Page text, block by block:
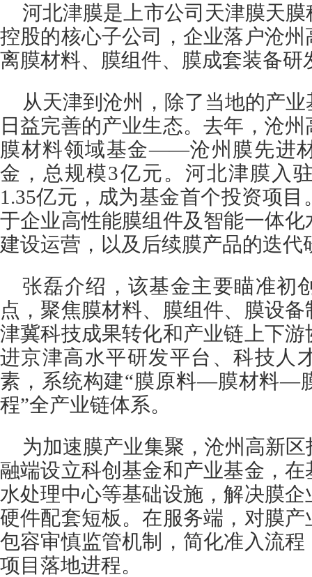
河北津膜是上市公司天津膜天
控股的核心子公司，企业落户沧
离膜材料、膜组件、膜成套装备研
从天津到沧州，除了当地的产
日益完善的产业生态。去年，沧
膜材料领域基金——沧州膜先进
金，总规模3亿元。河北津膜入
1.35亿元，成为基金首个投资项
于企业高性能膜组件及智能一体
建设运营，以及后续膜产品的迭代
张磊介绍，该基金主要瞄准初
点，聚焦膜材料、膜组件、膜设
津冀科技成果转化和产业链上下
进京津高水平研发平台、科技人
素，系统构建“膜原料—膜材料
程”全产业链体系。
为加速膜产业集聚，沧州高新
融端设立科创基金和产业基金，
水处理中心等基础设施，解决膜
硬件配套短板。在服务端，对膜
包容审慎监管机制，简化准入流
项目落地进程。